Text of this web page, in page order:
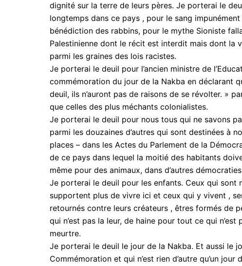
dignité sur la terre de leurs pères. Je porterai le
longtemps dans ce pays , pour le sang
bénédiction des rabbins, pour le mythe Sioniste
Palestinienne dont le récit est interdit mais dont
parmi les graines des lois racistes.
Je porterai le deuil pour l’ancien ministre de
commémoration du jour de la Nakba en déclarant
deuil, ils n’auront pas de raisons de se révolter. »
que celles des plus méchants colonialistes.
Je porterai le deuil pour nous tous qui ne savons
parmi les douzaines d’autres qui sont destinées à
places – dans les Actes du Parlement de la
de ce pays dans lequel la moitié des habitants
même pour des animaux, dans d’autres
Je porterai le deuil pour les enfants. Ceux qui sont
supportent plus de vivre ici et ceux qui y vivent ,
retournés contre leurs créateurs , êtres formés de
qui n’est pas la leur, de haine pour tout ce qui
meurtre.
Je porterai le deuil le jour de la Nakba. Et aussi le
Commémoration et qui n’est rien d’autre qu’un